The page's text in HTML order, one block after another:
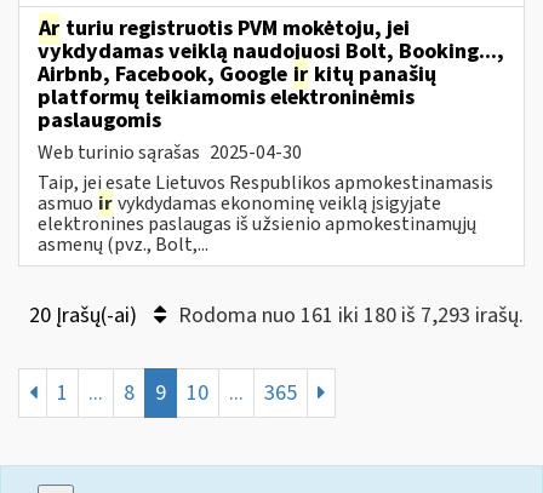
Ar turiu registruotis PVM mokėtoju, jei
vykdydamas veiklą naudojuosi Bolt, Booking...,
Airbnb, Facebook, Google ir kitų panašių
platformų teikiamomis elektroninėmis
paslaugomis
Web turinio sąrašas 2025-04-30
Taip, jei esate Lietuvos Respublikos apmokestinamasis
asmuo irvykdydamas ekonominę veiklą įsigyjate
elektronines paslaugas iš užsienio apmokestinamųjų
asmenų (pvz., Bolt,...
20 Įrašų(-ai) Rodoma nuo 161 iki 180 iš 7,293 irašų.
1 ... 8 9 10 ... 365